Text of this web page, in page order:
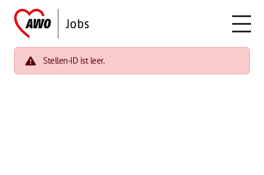
Stellen-ID ist leer.